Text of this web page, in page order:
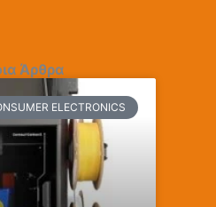
Άρθρα
ELECTRONICS